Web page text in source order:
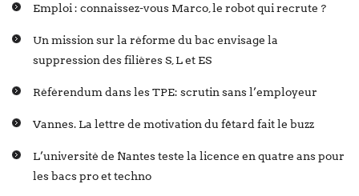
Emploi : connaissez-vous Marco, le robot qui recrute ?
Un mission sur la réforme du bac envisage la
suppression des filières S, L et ES
Référendum dans les TPE: scrutin sans l’employeur
Vannes. La lettre de motivation du fêtard fait le buzz
L’université de Nantes teste la licence en quatre ans pour
les bacs pro et techno